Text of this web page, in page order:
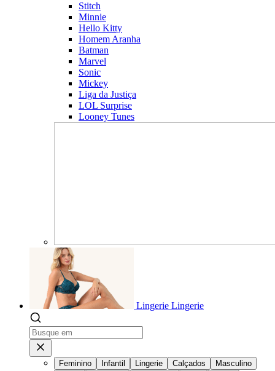
Stitch
Minnie
Hello Kitty
Homem Aranha
Batman
Marvel
Sonic
Mickey
Liga da Justiça
LOL Surprise
Looney Tunes
Lingerie Lingerie
Feminino Infantil Lingerie Calçados
Masculino